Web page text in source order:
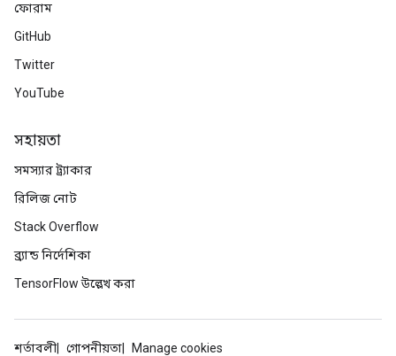
ফোরাম
GitHub
Twitter
YouTube
সহায়তা
সমস্যার ট্র্যাকার
রিলিজ নোট
Stack Overflow
ব্র্যান্ড নির্দেশিকা
TensorFlow উল্লেখ করা
শর্তাবলী গোপনীয়তা
Manage cookies